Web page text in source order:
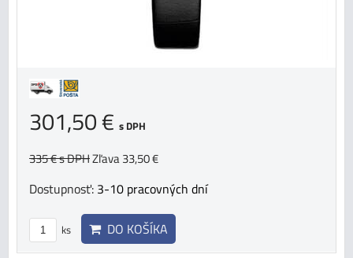
301,50 € s DPH
335 €s DPHZľava 33,50 €
Dostupnosť: 3-10 pracovných dní
ks DO KOŠÍKA